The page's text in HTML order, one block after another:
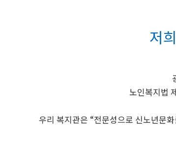
저
노인복지법
우리 복지관은 “전문성으로 신노년문